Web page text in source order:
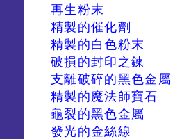
再生粉末
精製的催化劑
精製的白色粉末
破損的封印之鍊
支離破碎的黑色金屬
精製的魔法師寶石
龜裂的黑色金屬
發光的金絲線